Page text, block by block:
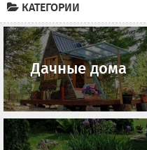
КАТЕГОРИИ
Дачные дома